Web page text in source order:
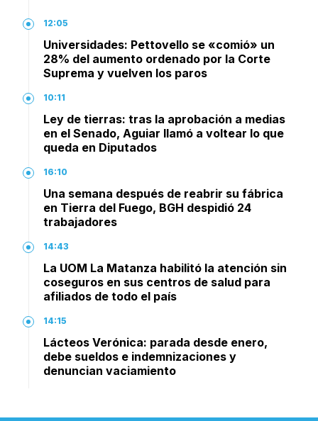
12:05
Universidades: Pettovello se «comió» un
28% del aumento ordenado por la Corte
Suprema y vuelven los paros
10:11
Ley de tierras: tras la aprobación a medias
en el Senado, Aguiar llamó a voltear lo que
queda en Diputados
16:10
Una semana después de reabrir su fábrica
en Tierra del Fuego, BGH despidió 24
trabajadores
14:43
La UOM La Matanza habilitó la atención sin
coseguros en sus centros de salud para
afiliados de todo el país
14:15
Lácteos Verónica: parada desde enero,
debe sueldos e indemnizaciones y
denuncian vaciamiento